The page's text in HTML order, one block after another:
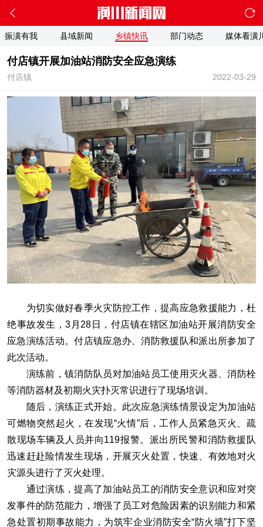
振潢有我 县域新闻 乡镇快讯 部门动态 媒体看潢
付店镇开展加油站消防安全应急演练
2022-03-29
付店镇
为切实做好春季火灾防控工作，提高应急救援能力，杜
绝事故发生，3月28日，付店镇在辖区加油站开展消防安全
应急演练活动。付店镇应急办、消防救援队和派出所参加了
此次活动。
演练前，镇消防队员对加油站员工使用灭火器、消防栓
等消防器材及初期火灾扑灭常识进行了现场培训。
随后，演练正式开始。此次应急演练情景设定为加油站
可燃物突然起火，在发现“火情”后，工作人员紧急灭火、疏
散现场车辆及人员并向119报警。派出所民警和消防救援队
迅速赶赴险情发生现场，开展灭火处置，快速、有效地对火
灾源头进行了灭火处理。
通过演练，提高了加油站员工的消防安全意识和应对突
发事件的防范能力，增强了员工对危险因素的识别能力和紧
急处置初期事故能力，为筑牢企业消防安全“防火墙”打下坚